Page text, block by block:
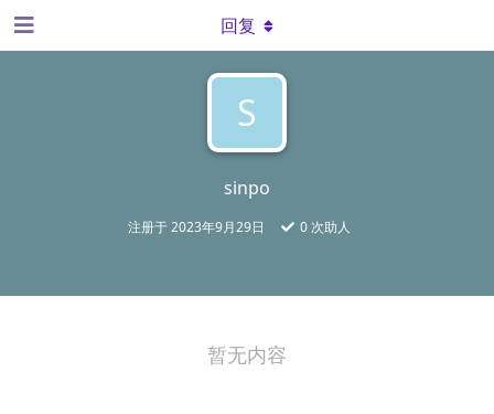
S
sinpo
注册于2023年9月29日 0次助人
回复
暂无内容